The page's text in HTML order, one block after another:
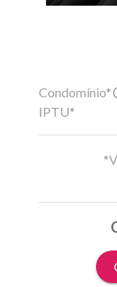
Condomínio*
IPTU*